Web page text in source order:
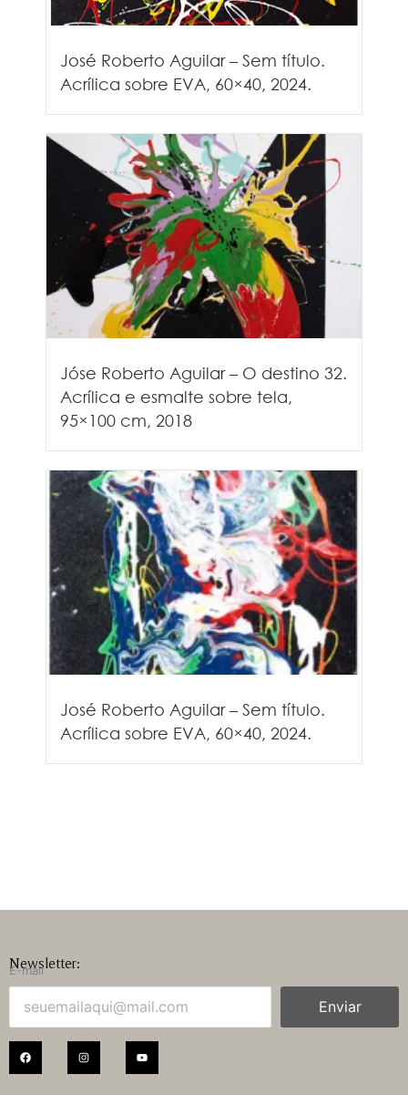
José Roberto Aguilar – Sem título.
Acrílica sobre EVA, 60×40, 2024.
Jóse Roberto Aguilar – O destino 32.
Acrílica e esmalte sobre tela,
95×100 cm, 2018
José Roberto Aguilar – Sem título.
Acrílica sobre EVA, 60×40, 2024.
Newsletter:
E-mail
Enviar